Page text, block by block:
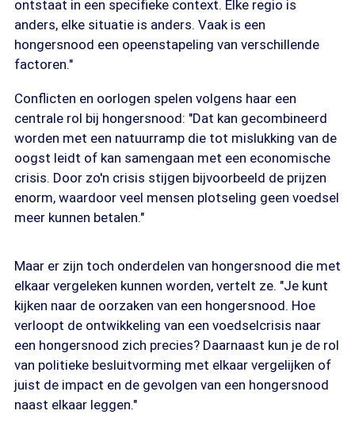
ontstaat in een specifieke context. Elke regio is
anders, elke situatie is anders. Vaak is een
hongersnood een opeenstapeling van verschillende
factoren."
Conflicten en oorlogen spelen volgens haar een
centrale rol bij hongersnood: "Dat kan gecombineerd
worden met een natuurramp die tot mislukking van de
oogst leidt of kan samengaan met een economische
crisis. Door zo'n crisis stijgen bijvoorbeeld de prijzen
enorm, waardoor veel mensen plotseling geen voedsel
meer kunnen betalen."
Maar er zijn toch onderdelen van hongersnood die met
elkaar vergeleken kunnen worden, vertelt ze. "Je kunt
kijken naar de oorzaken van een hongersnood. Hoe
verloopt de ontwikkeling van een voedselcrisis naar
een hongersnood zich precies? Daarnaast kun je de rol
van politieke besluitvorming met elkaar vergelijken of
juist de impact en de gevolgen van een hongersnood
naast elkaar leggen."